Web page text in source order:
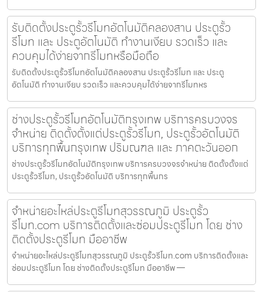
รับติดตั้งประตูรั้วรีโมทอัตโนมัติคลองสาน ประตูรั้ว
รีโมท และ ประตูอัตโนมัติ ทำงานเงียบ รวดเร็ว และ
ควบคุมได้ง่ายจากรีโมทหรือมือถือ
รับติดตั้งประตูรั้วรีโมทอัตโนมัติคลองสาน ประตูรั้วรีโมท และ ประตู
อัตโนมัติ ทำงานเงียบ รวดเร็ว และควบคุมได้ง่ายจากรีโมทหร
ช่างประตูรั้วรีโมทอัตโนมัติกรุงเทพ บริการครบวงจร
จำหน่าย ติดตั้งตั้งแต่ประตูรั้วรีโมท, ประตูรั้วอัตโนมัติ
บริการทุกพื้นกรุงเทพ ปริมณฑล และ ภาคตะวันออก
ช่างประตูรั้วรีโมทอัตโนมัติกรุงเทพ บริการครบวงจรจำหน่าย ติดตั้งตั้งแต่
ประตูรั้วรีโมท, ประตูรั้วอัตโนมัติ บริการทุกพื้นกร
จำหน่ายอะไหล่ประตูรีโมทสุวรรณภูมิ ประตูรั้ว
รีโมท.com บริการติดตั้งและซ่อมประตูรีโมท โดย ช่าง
ติดตั้งประตูรีโมท มืออาชีพ
จำหน่ายอะไหล่ประตูรีโมทสุวรรณภูมิ ประตูรั้วรีโมท.com บริการติดตั้งและ
ซ่อมประตูรีโมท โดย ช่างติดตั้งประตูรีโมท มืออาชีพ —